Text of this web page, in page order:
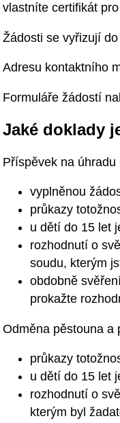
vlastníte certifikát
Žádosti se vyřizují
Adresu kontaktního
Formuláře žádostí
Jaké doklady
Příspěvek na úhradu
vyplněnou
průkazy
u dětí do 15 let
rozhodnutí o
soudu, kterým
obdobně
prokažte
Odměna pěstouna a
průkazy
u dětí do 15 let
rozhodnutí o
kterým byl